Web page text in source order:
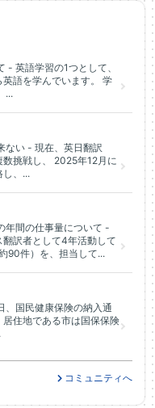
- 英語学習の1つとして、
語を学んでいます。 学
...
ない - 現在、英日翻訳
数挑戦し、 2025年12月に
、...
年間の仕事量について -
訳者として4年活動して
90件）を、担当して...
、国民健康保険の納入通
住地である市は国保保険
コミュニティへ